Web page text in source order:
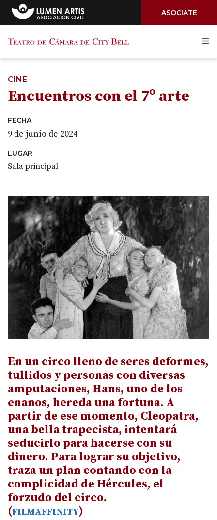
ASOCIATE
contenido
CINE
Encuentros con el 7º arte
En un circo lleno de seres deformes,
tullidos y personas con diversas
amputaciones, Hans, uno de los
enanos, hereda una fortuna. A
partir de ese momento, Cleopatra,
una bella trapecista, intentará
seducirlo para hacerse con su
dinero. Para lograr su objetivo,
traza un plan contando con la
complicidad de Hércules, el
forzudo del circo.
(FILMAFFINITY)
FECHA
9 de junio de 2024
LUGAR
Sala principal